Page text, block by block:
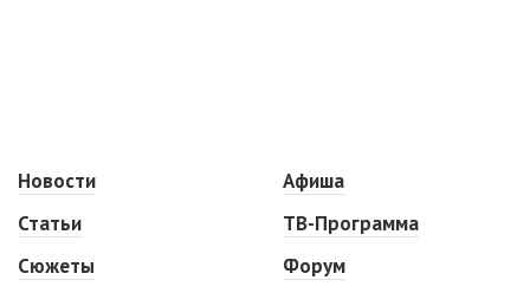
Новости
Статьи
Сюжеты
Афиша
ТВ-Программа
Форум